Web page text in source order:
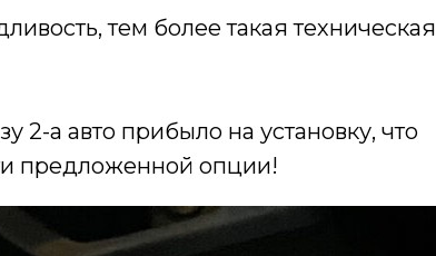
тем более такая техническая
2-а авто прибыло на установку, что
предложенной опции!